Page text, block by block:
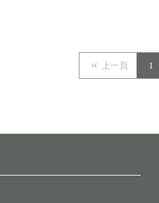
上一頁 1